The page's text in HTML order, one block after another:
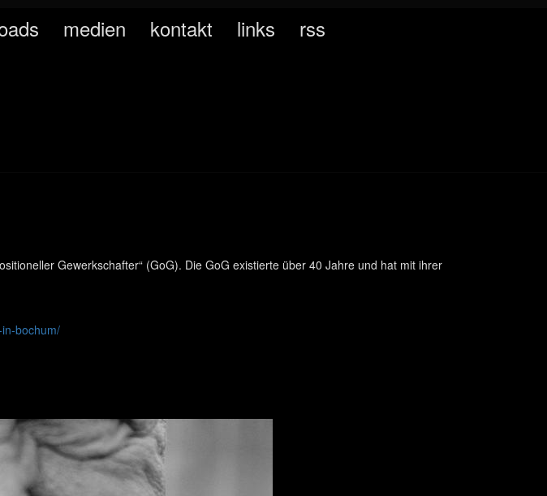
medien kontakt links rss
Gewerkschafter“ (GoG). Die GoG existierte über 40 Jahre und hat mit ihrer
bochum/